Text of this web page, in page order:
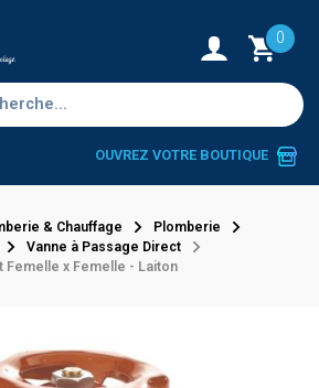
0
OUVREZ VOTRE BOUTIQUE
& Chauffage
Plomberie
Vanne à Passage Direct
Femelle x Femelle - Laiton